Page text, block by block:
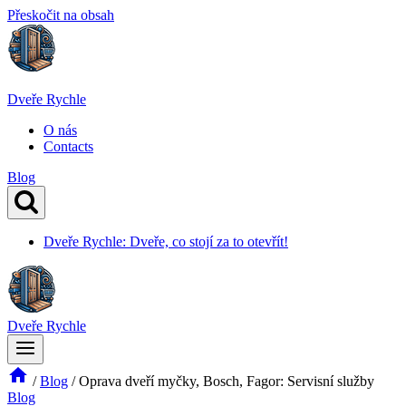
Přeskočit na obsah
Dveře Rychle
O nás
Contacts
Blog
Dveře Rychle: Dveře, co stojí za to otevřít!
Dveře Rychle
/ Blog / Oprava dveří myčky, Bosch, Fagor: Servisní služby
Blog